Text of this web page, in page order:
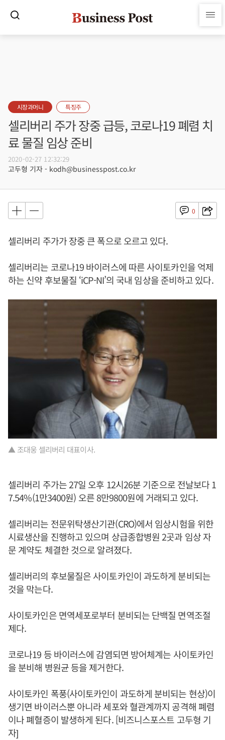
시장과머니 특징주
셀리버리 주가 장중 급등, 코로나19 폐렴 치
료 물질 임상 준비
2020-02-27 12:32:29
고두형 기자 - kodh@businesspost.co.kr
0
셀리버리 주가가 장중 큰 폭으로 오르고 있다.
셀리버리는 코로나19 바이러스에 따른 사이토카인을 억제
하는 신약 후보물질 ‘iCP-NI’의 국내 임상을 준비하고 있다.
▲ 조대웅 셀리버리 대표이사.
셀리버리 주가는 27일 오후 12시26분 기준으로 전날보다 1
7.54%(1만3400원) 오른 8만9800원에 거래되고 있다.
셀리버리는 전문위탁생산기관(CRO)에서 임상시험을 위한
시료생산을 진행하고 있으며 상급종합병원 2곳과 임상 자
문 계약도 체결한 것으로 알려졌다.
셀리버리의 후보물질은 사이토카인이 과도하게 분비되는
것을 막는다.
사이토카인은 면역세포로부터 분비되는 단백질 면역조절
제다.
코로나19 등 바이러스에 감염되면 방어체계는 사이토카인
을 분비해 병원균 등을 제거한다.
사이토카인 폭풍(사이토카인이 과도하게 분비되는 현상)이
생기면 바이러스뿐 아니라 세포와 혈관계까지 공격해 폐렴
이나 폐혈증이 발생하게 된다. [비즈니스포스트 고두형 기
자]